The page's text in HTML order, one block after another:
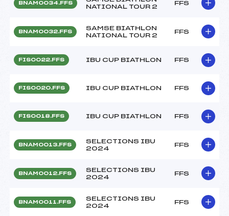
BNAM0034.FFS
NATIONAL TOUR 2
FFS
BNAM0032.FFS
SAMSE BIATHLON
NATIONAL TOUR 2
FFS
FIS0022.FFS IBU CUP BIATHLON FFS
FIS0020.FFS IBU CUP BIATHLON FFS
FIS0018.FFS IBU CUP BIATHLON FFS
BNAM0013.FFS
SELECTIONS IBU
2024
FFS
BNAM0012.FFS
SELECTIONS IBU
2024
FFS
BNAM0011.FFS
SELECTIONS IBU
2024
FFS